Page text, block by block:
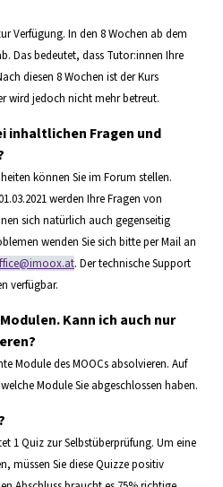
Verfügung. In den 8 Wochen ab dem
Das bedeutet, dass Tutor:innen Ihre
diesen 8 Wochen ist der Kurs
wird jedoch nicht mehr betreut.
inhaltlichen Fragen und
können Sie im Forum stellen.
werden Ihre Fragen von
sich natürlich auch gegenseitig
wenden Sie sich bitte per Mail an
. Der technische Support
verfügbar.
Kann ich auch nur
Module des MOOCs absolvieren. Auf
Module Sie abgeschlossen haben.
1 Quiz zur Selbstüberprüfung. Um eine
müssen Sie diese Quizze positiv